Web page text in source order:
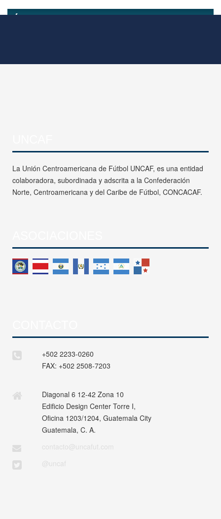
La Unión Centroamericana de Fútbol UNCAF, es una entidad
colaboradora, subordinada y adscrita a la Confederación
Norte, Centroamericana y del Caribe de Fútbol, CONCACAF.
+502 2233-0260
FAX: +502 2508-7203
Diagonal 6 12-42 Zona 10
Edificio Design Center Torre I,
Oficina 1203/1204, Guatemala City
Guatemala, C. A.
contacto@uncafut.com
@uncaf